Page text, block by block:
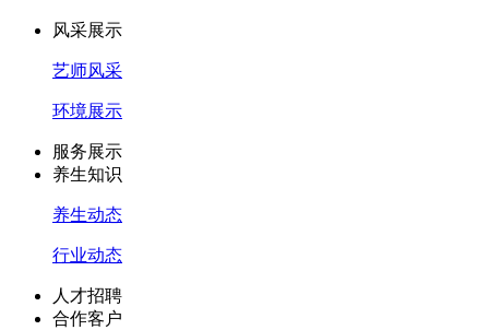
风采展示
艺师风采
环境展示
服务展示
养生知识
养生动态
行业动态
人才招聘
合作客户